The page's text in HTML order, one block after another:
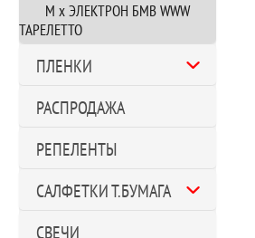
М х ЭЛЕКТРОН БМВ WWW
ТАРЕЛЕТТО
ПЛЕНКИ
РАСПРОДАЖА
РЕПЕЛЕНТЫ
САЛФЕТКИ Т.БУМАГА
СВЕЧИ